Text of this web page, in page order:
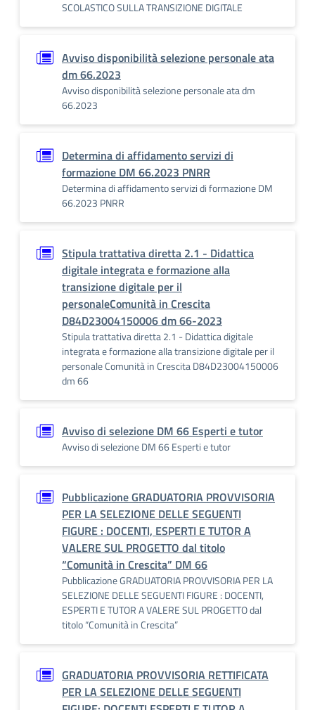
SCOLASTICO SULLA TRANSIZIONE DIGITALE
Avviso disponibilità selezione personale ata
dm 66.2023
Avviso disponibilità selezione personale ata dm
66.2023
Determina di affidamento servizi di
formazione DM 66.2023 PNRR
Determina di affidamento servizi di formazione DM
66.2023 PNRR
Stipula trattativa diretta 2.1 - Didattica
digitale integrata e formazione alla
transizione digitale per il
personaleComunità in Crescita
D84D23004150006 dm 66-2023
Stipula trattativa diretta 2.1 - Didattica digitale
integrata e formazione alla transizione digitale per il
personale Comunità in Crescita D84D23004150006
dm 66
Avviso di selezione DM 66 Esperti e tutor
Avviso di selezione DM 66 Esperti e tutor
Pubblicazione GRADUATORIA PROVVISORIA
PER LA SELEZIONE DELLE SEGUENTI
FIGURE : DOCENTI, ESPERTI E TUTOR A
VALERE SUL PROGETTO dal titolo
“Comunità in Crescita” DM 66
Pubblicazione GRADUATORIA PROVVISORIA PER LA
SELEZIONE DELLE SEGUENTI FIGURE : DOCENTI,
ESPERTI E TUTOR A VALERE SUL PROGETTO dal
titolo “Comunità in Crescita”
GRADUATORIA PROVVISORIA RETTIFICATA
PER LA SELEZIONE DELLE SEGUENTI